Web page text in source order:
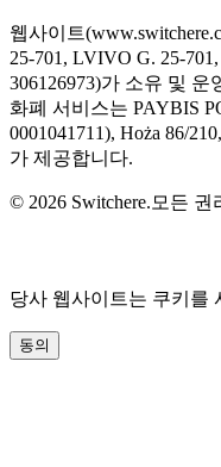
웹사이트
25-701, LVIVO G. 25-
306126973)가 소유 및
화폐 서비스는 PAYBIS
0001041711), Hoża 86/
가 제공합니다.
© 2026 Switchere.모든 권
당사 웹사이트는 쿠키를
동의